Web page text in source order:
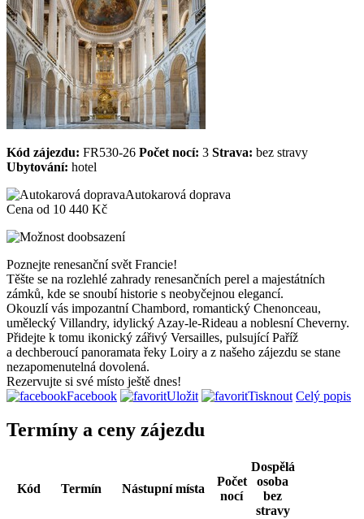
Kód zájezdu: FR530-26 Počet nocí: 3 Strava: bez stravy
Ubytování: hotel
Autokarová doprava
Cena od 10 440 Kč
Poznejte renesanční svět Francie!
Těšte se na rozlehlé zahrady renesančních perel a majestátních
zámků, kde se snoubí historie s neobyčejnou elegancí.
Okouzlí vás impozantní Chambord, romantický Chenonceau,
umělecký Villandry, idylický Azay‑le‑Rideau a noblesní Cheverny.
Přidejte k tomu ikonický zářivý Versailles, pulsující Paříž
a dechberoucí panoramata řeky Loiry a z našeho zájezdu se stane
nezapomenutelná dovolená.
Rezervujte si své místo ještě dnes!
Facebook
Uložit Tisknout Celý popis
Termíny a ceny zájezdu
Kód Termín Nástupní místa
Počet
nocí
Dospělá
osoba
bez
stravy